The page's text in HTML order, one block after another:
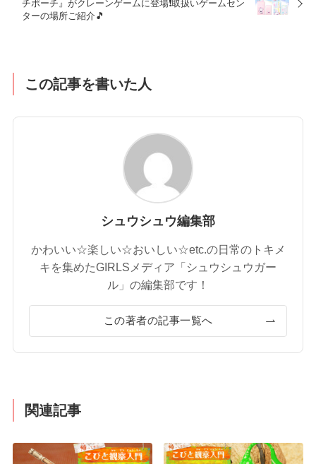
チポーチ』がクレーンゲームに登場❗️取扱いゲームセン
ターの場所ご紹介🎵
この記事を書いた人
シュウシュウ編集部
かわいい☆楽しい☆おいしい☆etc.の日常のトキメ
キを集めたGIRLSメディア「シュウシュウガー
ル」の編集部です！
この著者の記事一覧へ
関連記事